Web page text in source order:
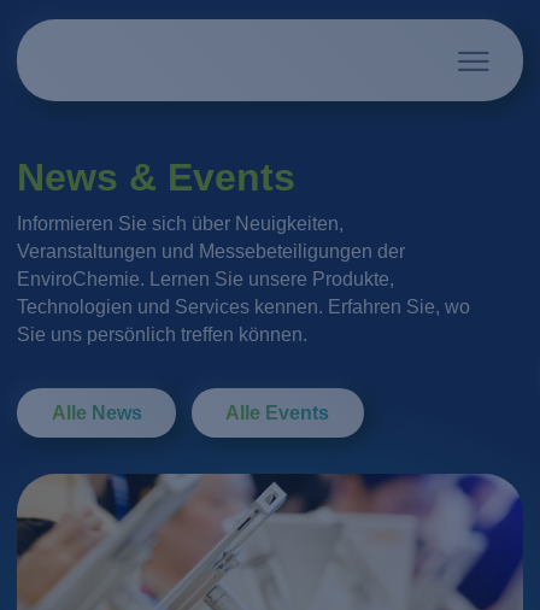
News & Events
Informieren Sie sich über Neuigkeiten,
Veranstaltungen und Messebeteiligungen der
EnviroChemie. Lernen Sie unsere Produkte,
Technologien und Services kennen. Erfahren Sie, wo
Sie uns persönlich treffen können.
Alle News Alle Events